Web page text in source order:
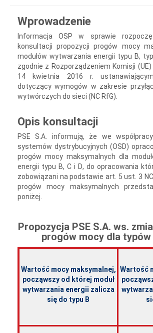
Wprowadzenie
Informacja OSP w sprawie
konsultacji propozycji progów mocy
modułów wytwarzania energii typu B,
zgodnie z Rozporządzeniem Komisji
14 kwietnia 2016 r.
dotyczący wymogów w zakresie
wytwórczych do sieci (NC RfG).
Opis konsultacji
PSE S.A. informują, że we
systemów dystrybucyjnych (OSD)
progów mocy maksymalnych dla
energii typu B, C i D, do opracowania
zobowiązani na podstawie art. 5 ust. 3
progów mocy maksymalnych
poniżej.
Propozycja PSE S.A. ws.
progów mocy dla typów
Wartość mocy maksymalnej,
począwszy od której moduł
wytwarzania energii zalicza
się do typu B
Wartość